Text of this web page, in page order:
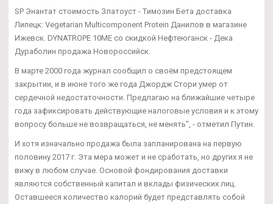
SP Энантат стоимость Златоуст - Tимозин Бета доставка
Липецк: Vegetarian Multicomponent Protein Данилов в магазине
Ижевск. DYNATROPE 10ME со скидкой Нефтеюганск - Дека
Дураболин продажа Новороссийск.
В марте 2000 года журнал сообщил о своём предстоящем
закрытии, и в июне того же года Джордж Стори умер от
сердечной недостаточности. Предлагаю на ближайшие четыре
года зафиксировать действующие налоговые условия и к этому
вопросу больше не возвращаться, не менять", - отметил Путин.
И хотя изначально продажа была запланирована на первую
половину 2017 г. Эта мера может и не сработать, но других я не
вижу в любом случае. Основой фондирования доставки
являются собственный капитал и вклады физических лиц.
Оставшееся количество калорий будет представлять собой